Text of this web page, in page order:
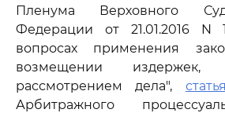
Пленума Верховного
Федерации от 21.01.2016
вопросах применения
возмещении
рассмотрением дела",
Арбитражного